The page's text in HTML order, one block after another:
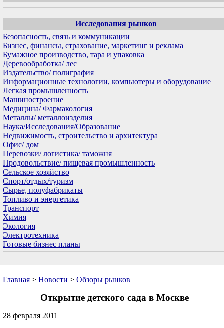
Исследования рынков
Безопасность, связь и коммуникации
Бизнес, финансы, страхование, маркетинг и реклама
Бумажное производство, тара и упаковка
Деревообработка/ лес
Издательство/ полиграфия
Информационные технологии, компьютеры и оборудование
Легкая промышленность
Машиностроение
Медицина/ Фармакология
Металлы/ металлоизделия
Наука/Исследования/Образование
Недвижимость, строительство и архитектура
Офис/ дом
Перевозки/ логистика/ таможня
Продовольствие/ пищевая промышленность
Сельское хозяйство
Спорт/отдых/туризм
Сырье, полуфабрикаты
Топливо и энергетика
Транспорт
Химия
Экология
Электротехника
Готовые бизнес планы
Главная > Новости > Обзоры рынков
Открытие детского сада в Москве
28 февраля 2011